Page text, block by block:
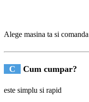
Alege masina ta si
C Cum cumpar?
este simplu si rapid